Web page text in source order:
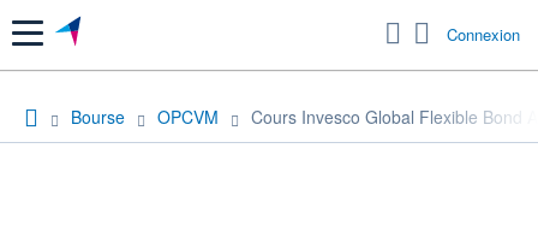
Menu Connexion
Bourse OPCVM Cours Invesco Global Flexible Bond